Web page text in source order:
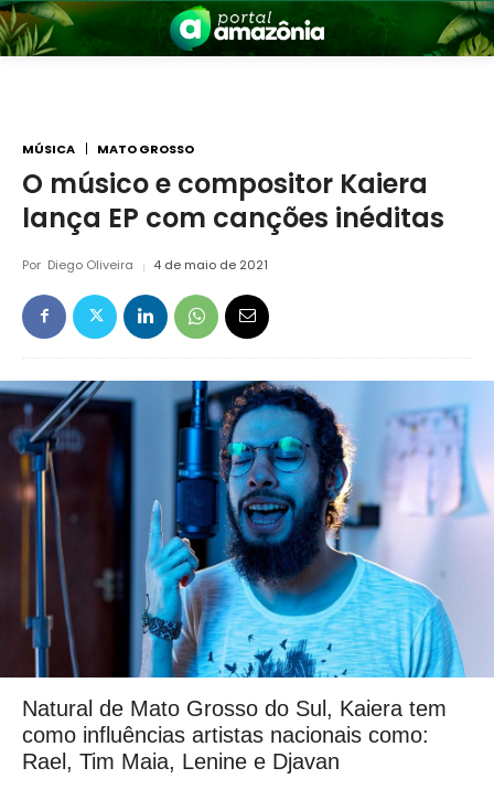
MÚSICA MATO GROSSO
O músico e compositor Kaiera
lança EP com canções inéditas
Por Diego Oliveira 4 de maio de 2021
Natural de Mato Grosso do Sul, Kaiera tem
como influências artistas nacionais como:
Rael, Tim Maia, Lenine e Djavan